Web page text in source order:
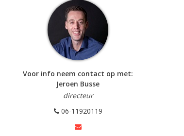
Voor info neem contact op met:
Jeroen Busse
directeur
06-11920119